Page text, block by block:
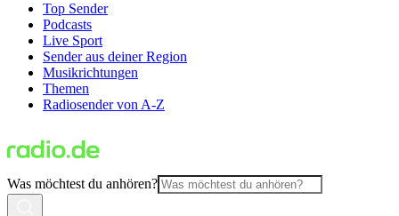
Top Sender
Podcasts
Live Sport
Sender aus deiner Region
Musikrichtungen
Themen
Radiosender von A-Z
Was möchtest du anhören?